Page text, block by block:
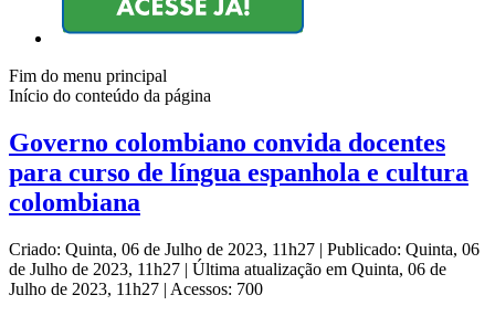
Fim do menu principal
Início do conteúdo da página
Governo colombiano convida docentes
para curso de língua espanhola e cultura
colombiana
Criado: Quinta, 06 de Julho de 2023, 11h27 | Publicado: Quinta, 06
de Julho de 2023, 11h27 | Última atualização em Quinta, 06 de
Julho de 2023, 11h27 | Acessos: 700